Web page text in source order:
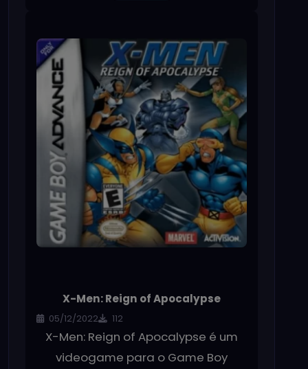
X-Men: Reign of Apocalypse
05/12/2022 112
X-Men: Reign of Apocalypse é um
videogame para o Game Boy